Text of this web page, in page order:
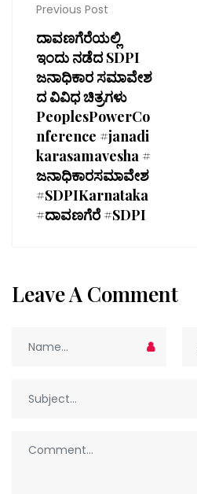
Previous Post
ದಾವಣಗೆರೆಯಲ್ಲಿ
ಇಂದು ನಡೆದ SDPI
ಜನಾಧಿಕಾರ ಸಮಾವೇಶ
ದ ವಿವಿಧ ಚಿತ್ರಗಳು
PeoplesPowerCo
nference #janadi
karasamavesha #
ಜನಾಧಿಕಾರಸಮಾವೇಶ
#SDPIKarnataka
#ದಾವಣಗೆರೆ #SDPI
Leave A Comment